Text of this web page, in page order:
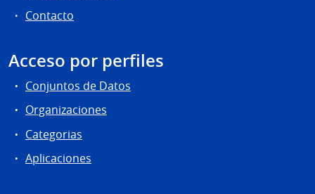
Contacto
Acceso por perfiles
Conjuntos de Datos
Organizaciones
Categorias
Aplicaciones